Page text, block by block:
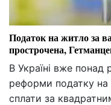
Податок на житло за
прострочена,
В Україні вже понад
реформи податку на
сплати за